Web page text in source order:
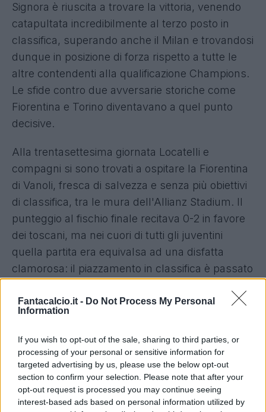
Fantacalcio.it - Do Not Process My Personal
Information
If you wish to opt-out of the sale, sharing to third parties, or
processing of your personal or sensitive information for
targeted advertising by us, please use the below opt-out
section to confirm your selection. Please note that after your
opt-out request is processed you may continue seeing
interest-based ads based on personal information utilized by
Signora è riuscita a trovare la vittoria, venendo
catapultata incredibilmente al terzo posto in
classifica, superando anche il Milan e trovandosi
dunque in posizione di forza rispetto a tutte le
altre contendenti alla qualificazione Champions.
Le sfide contro due avversarie storiche come
Fiorentina e Torino diventavano a quel punto
decisive.
Alla trentasettesima giornata Locatelli e
compagni si sono trovati a ospitare la Fiorentina
di Vanoli, fresca di salvezza e senza più obiettivi
di classifica, tra le mura dell'Allianz Stadium. Il
punteggio al fischio finale recitava 0-2 in favore
dei toscani, ma nei cuori di tutti gli juventini
quella partita era equivalsa ad una disfatta
clamorosa: il piazzamento in classifica è passato
Como brave ad approfittare dell'inaspettata
risultato e di questo scivolone in graduatoria
sono notizie di questi giorni: in casa Juventus
nessuno è più al sicuro, dai dirigenti, Comolli
compreso, fino a tutti i giocatori della rosa. La
situazione in casa della Vecchia Signora sembra